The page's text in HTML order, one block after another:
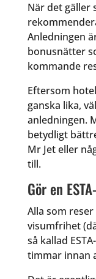
När det gäller
Anledningen
bonusnätter
kommande
Eftersom
ganska lika,
anledningen.
betydligt
Mr Jet eller
till.
Gör en
Alla som
visumfrihet
så kallad
timmar innan